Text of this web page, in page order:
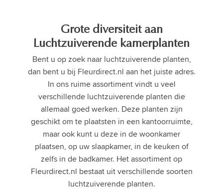
Grote diversiteit aan
Luchtzuiverende kamerplanten
Bent u op zoek naar luchtzuiverende planten,
dan bent u bij Fleurdirect.nl aan het juiste adres.
In ons ruime assortiment vindt u veel
verschillende luchtzuiverende planten die
allemaal goed werken. Deze planten zijn
geschikt om te plaatsten in een kantoorruimte,
maar ook kunt u deze in de woonkamer
plaatsen, op uw slaapkamer, in de keuken of
zelfs in de badkamer. Het assortiment op
Fleurdirect.nl bestaat uit verschillende soorten
luchtzuiverende planten.